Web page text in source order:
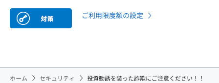
ご利用限度額の設定
ホーム セキュリティ 投資勧誘を装った詐欺にご注意ください！！